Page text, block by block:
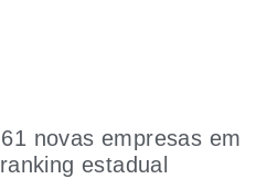
novas empresas em
estadual